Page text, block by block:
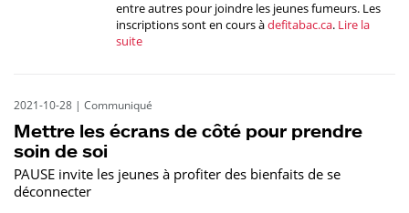
entre autres pour joindre les jeunes fumeurs. Les
inscriptions sont en cours àdefitabac.ca. Lire la
suite
2021-10-28 | Communiqué
Mettre les écrans de côté pour prendre
soin de soi
PAUSE invite les jeunes à profiter des bienfaits de se
déconnecter